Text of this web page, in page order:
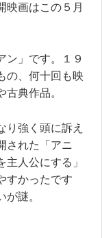
映画はこの５月
ン」です。１９
の、何十回も映
典作品。
り強く頭に訴え
された「アニ
人公にする」
すかったです
謎。